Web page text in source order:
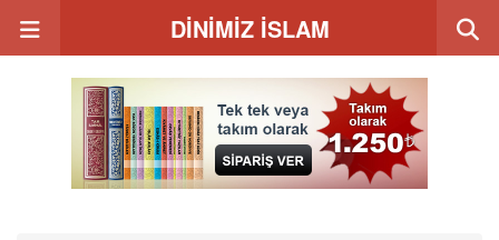
DİNİMİZ İSLAM